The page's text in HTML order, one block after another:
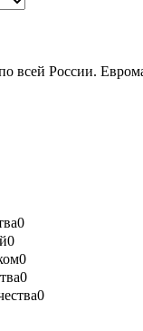
всей России.
0
0
0
0
0